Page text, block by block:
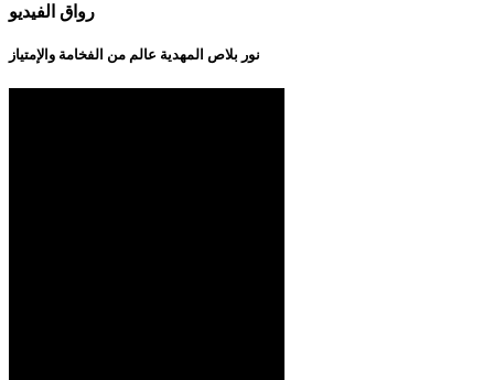
رواق الفيديو
نور بلاص المهدية عالم من الفخامة والإمتياز